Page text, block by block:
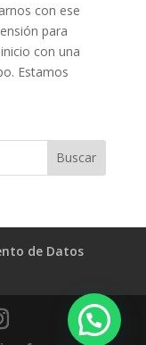
con ese
para
con una
Estamos
de Datos